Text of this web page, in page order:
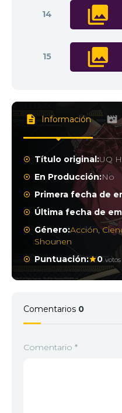
14
15
Información
Título original:UQ
En Producción:No
Primera fecha de
Última fecha de
Género:Acción,
Shounen
Puntuación:
0 votos
Comentarios 0
Comentario *